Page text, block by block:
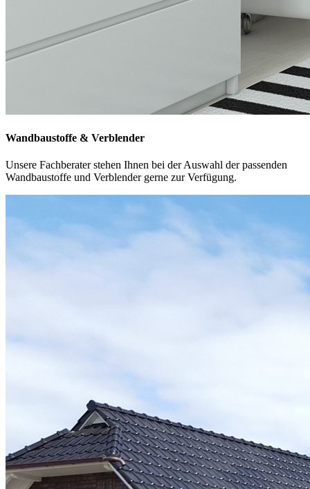
Wandbaustoffe & Verblender
Unsere Fachberater stehen Ihnen bei der Auswahl der passenden
Wandbaustoffe und Verblender gerne zur Verfügung.